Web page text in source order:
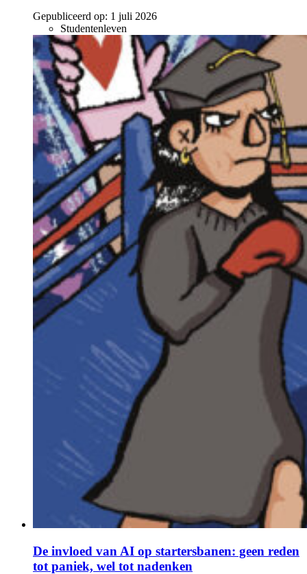
Gepubliceerd op: 1 juli 2026
Studentenleven
De invloed van AI op startersbanen: geen reden
tot paniek, wel tot nadenken